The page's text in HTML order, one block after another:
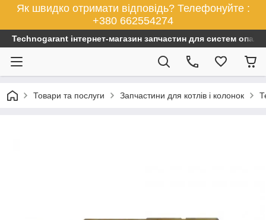
Як швидко отримати відповідь? Телефонуйте :
+380 662554274
Technogarant інтернет-магазин запчастин для систем
Товари та послуги Запчастини для котлів і колонок